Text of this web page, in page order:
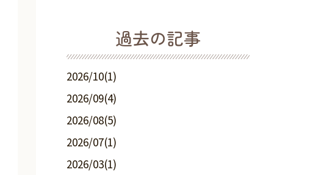
過去の記事
2026/10(1)
2026/09(4)
2026/08(5)
2026/07(1)
2026/03(1)